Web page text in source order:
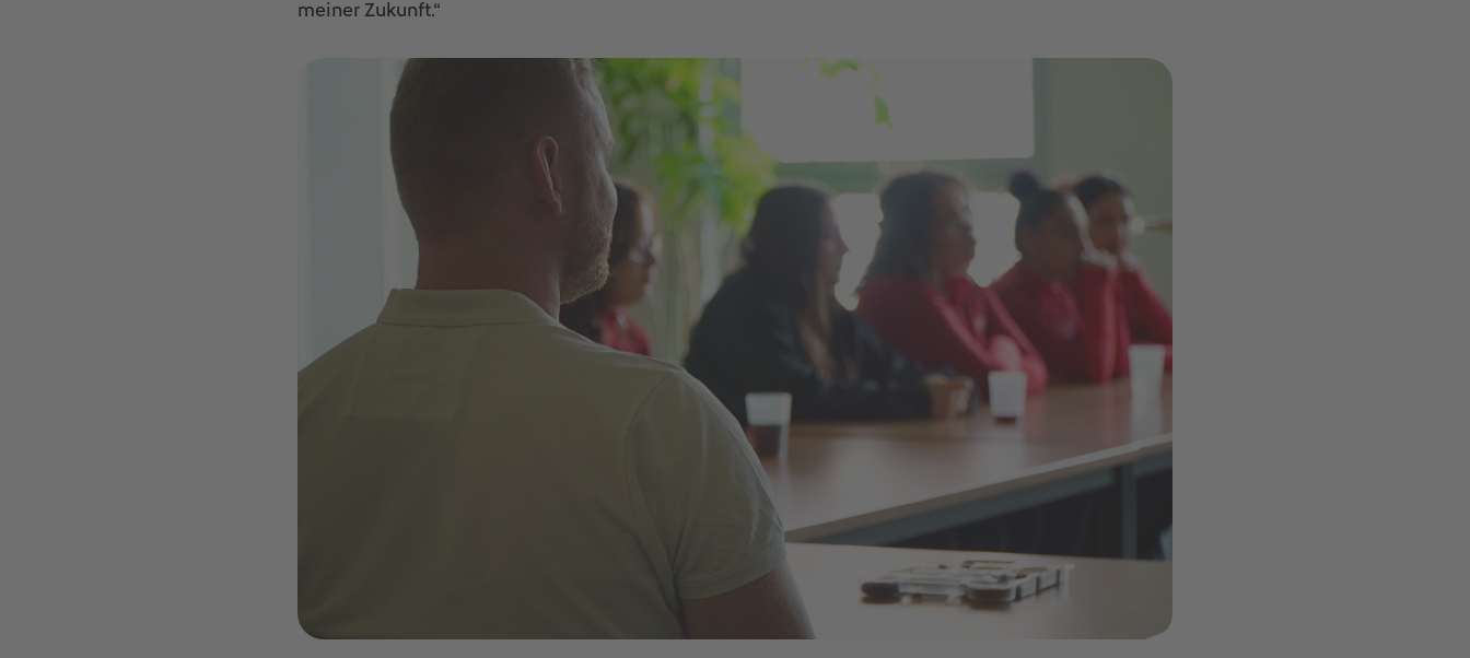
meiner Zukunft.“